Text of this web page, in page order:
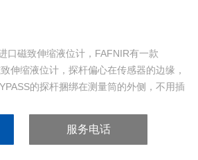
口磁致伸缩液位计，FAFNIR有一款
伸缩液位计，探杆偏心在传感器的边缘，
的探杆捆绑在测量筒的外侧，不用插
，
服务电话